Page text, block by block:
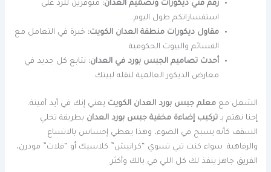
رقم فني ديكورات وتصميم العدان: متوفرين للرد على
استفساراتكم طول اليوم.
مقاول ديكورات منطقة العدان الكويت: خبرة في التعامل مع
القسائم والبيوت الحكومية.
أحدث تصاميم الجبس بورد في العدان: نتابع كل جديد في
معارض الديكور العالمية لنقله لبيتك.
الشغل معمعلم جبس بورد العدان الكويت يعني إنك في أيد أمينة.
إحنا نهتم بـتركيب إضاءة مخفية جبس بورد العدان بطريقة تخلي
السقف كأنه يسبح في الضوء، وهذا يعطي إحساس بالاتساع
والرفاهية. سواء كنت تبي تسوي “كرانيش” كلاسيك أو “فلات” مودرن،
الفريق جاهز ينفذ لك كل اللي في بالك وأكثر.